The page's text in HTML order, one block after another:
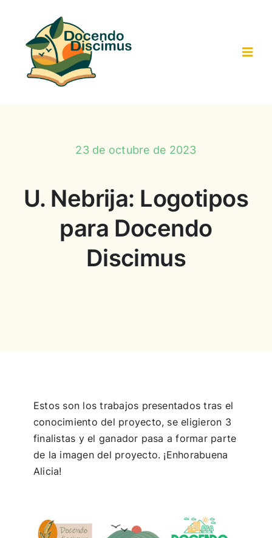
contenido
Actividades-Recursos
Resultados
23 de octubre de 2023
U. Nebrija: Logotipos
para Docendo
Discimus
Estos son los trabajos presentados tras el
conocimiento del proyecto, se eligieron 3
finalistas y el ganador pasa a formar parte
de la imagen del proyecto. ¡Enhorabuena
Alicia!